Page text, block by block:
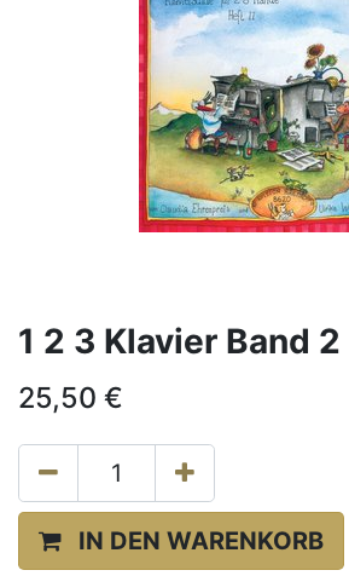
1 2 3 Klavier Band 2
25,50 €
IN DEN WARENKORB